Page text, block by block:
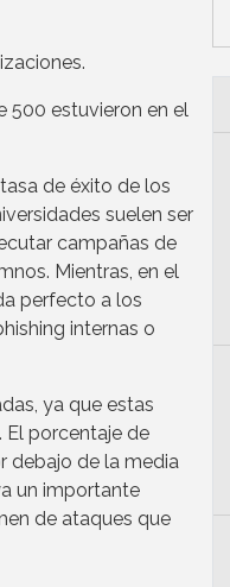
estuvieron en el
de éxito de los
suelen ser
campañas de
Mientras, en el
perfecto a los
internas o
ya que estas
El porcentaje de
debajo de la media
un importante
de ataques que